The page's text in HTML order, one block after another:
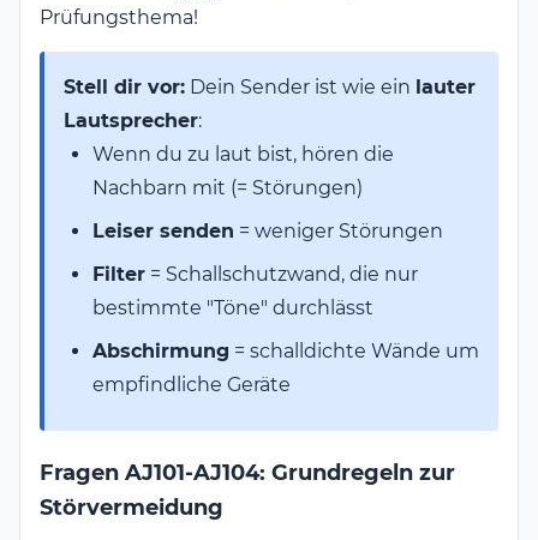
Prüfungsthema!
Stell dir vor: Dein Sender ist wie ein lauter
Lautsprecher:
Wenn du zu laut bist, hören die
Nachbarn mit (= Störungen)
Leiser senden = weniger Störungen
Filter = Schallschutzwand, die nur
bestimmte "Töne" durchlässt
Abschirmung = schalldichte Wände um
empfindliche Geräte
Fragen AJ101-AJ104: Grundregeln zur
Störvermeidung